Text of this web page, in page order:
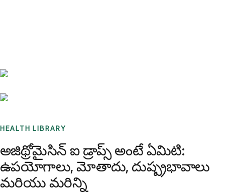
HEALTH LIBRARY
అజిథ్రోమైసిన్ ఐ డ్రాప్స్ అంటే ఏమిటి:
ఉపయోగాలు, మోతాదు, దుష్ప్రభావాలు
మరియు మరిన్ని